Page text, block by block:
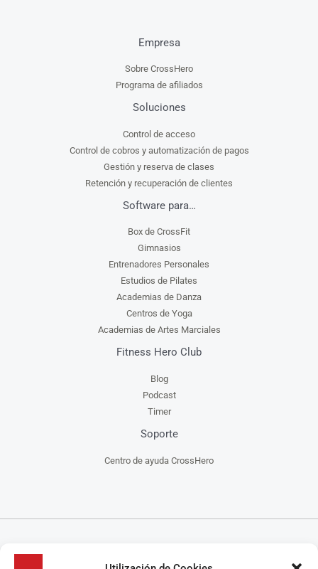
Empresa
Sobre CrossHero
Programa de afiliados
Soluciones
Control de acceso
Control de cobros y automatización de pagos
Gestión y reserva de clases
Retención y recuperación de clientes
Software para…
Box de CrossFit
Gimnasios
Entrenadores Personales
Estudios de Pilates
Academias de Danza
Centros de Yoga
Academias de Artes Marciales
Fitness Hero Club
Blog
Podcast
Timer
Soporte
Centro de ayuda CrossHero
CrossHero es un software y app todo en uno, para la gestión de gimnasios, centros de
CrossFit, escuelas de artes marciales, estudios de yoga y/o pilates y centros de danza, que